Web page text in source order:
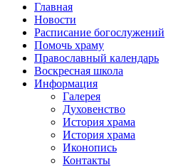
Главная
Новости
Расписание богослужений
Помочь храму
Православный календарь
Воскресная школа
Информация
Галерея
Духовенство
История храма
История храма
Иконопись
Контакты